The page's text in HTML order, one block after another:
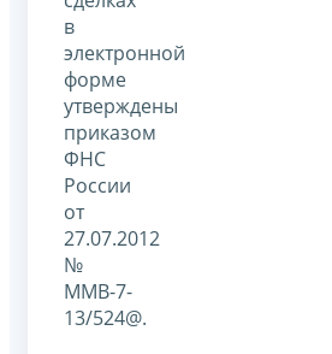
в
электронной
форме
утверждены
приказом
ФНС
России
от
27.07.2012
№
ММВ-7-
13/524@.